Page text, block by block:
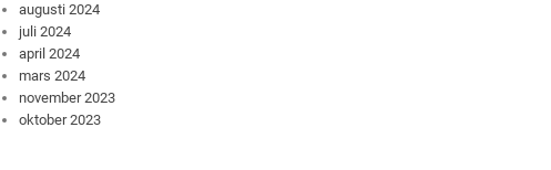
augusti 2024
juli 2024
april 2024
mars 2024
november 2023
oktober 2023